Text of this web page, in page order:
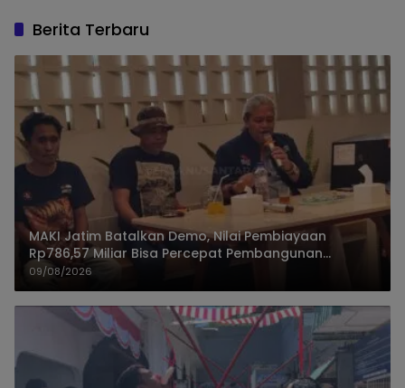
Berita Terbaru
MAKI Jatim Batalkan Demo, Nilai Pembiayaan
Rp786,57 Miliar Bisa Percepat Pembangunan
Jember
09/08/2026